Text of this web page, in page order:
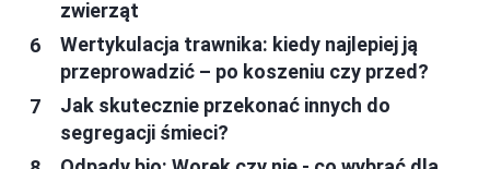
zwierząt
Wertykulacja trawnika: kiedy najlepiej ją
przeprowadzić – po koszeniu czy przed?
Jak skutecznie przekonać innych do
segregacji śmieci?